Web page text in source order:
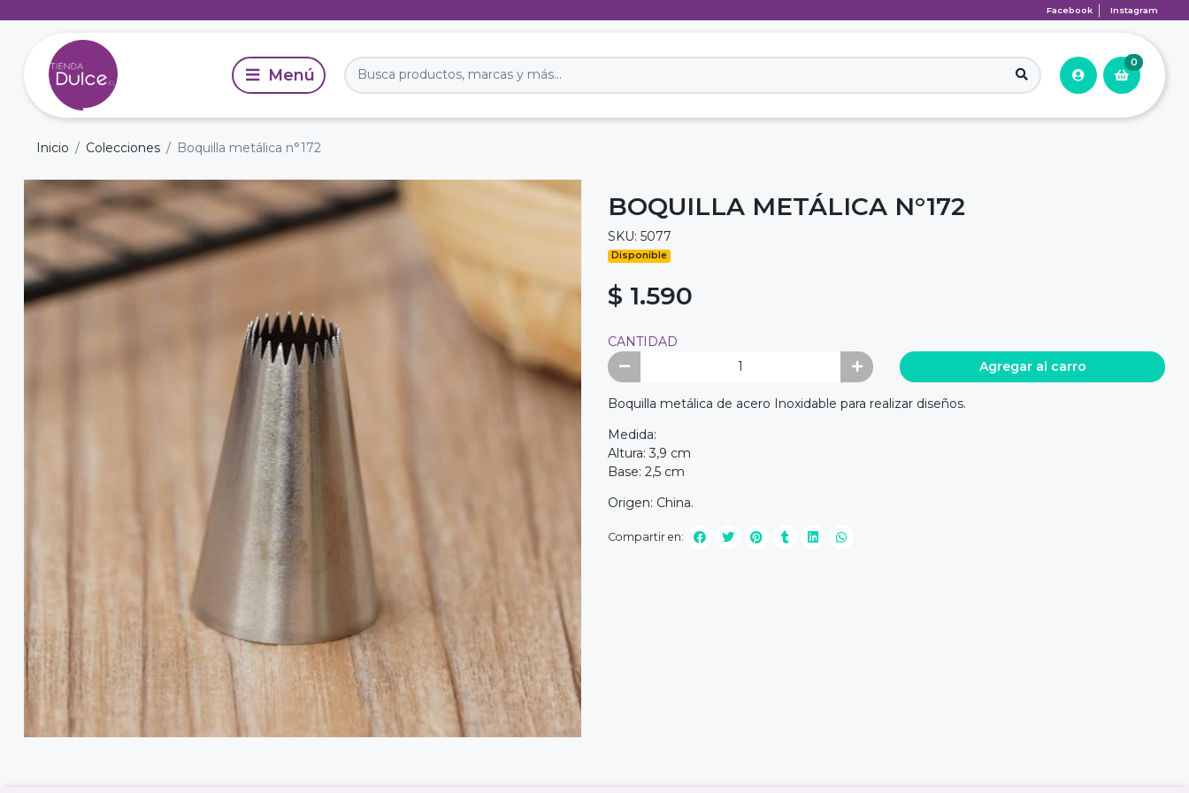
Facebook Instagram
0
Inicio Colecciones Boquilla metálica n°172
BOQUILLA METÁLICA N°172
SKU: 5077
Disponible
$ 1.590
CANTIDAD
Agregar al carro
Boquilla metálica de acero Inoxidable para realizar diseños.
Medida:
Altura: 3,9 cm
Base: 2,5 cm
Origen: China.
Compartir en: